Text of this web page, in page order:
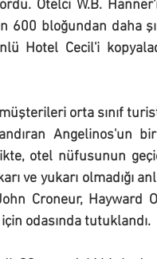
Otelci W.B.
600 bloğundan daha
Hotel Cecil'i
orta sınıf
Angelinos'un bir
otel nüfusunun
ve yukarı olmadığı
Croneur, Hayward
odasında tutuklandı.